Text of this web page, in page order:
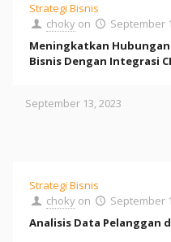
Strategi Bisnis
choky on
September
Meningkatkan
Bisnis Dengan Integrasi
September 13, 2023
Strategi Bisnis
choky on
September
Analisis Data Pelanggan